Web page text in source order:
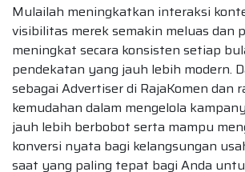
Mulailah meningkatkan interaksi
visibilitas merek semakin meluas dan
meningkat secara konsisten setiap
pendekatan yang jauh lebih modern.
sebagai Advertiser di RajaKomen dan
kemudahan dalam mengelola
jauh lebih berbobot serta mampu
konversi nyata bagi kelangsungan
saat yang paling tepat bagi Anda